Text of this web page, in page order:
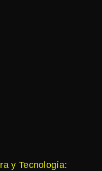
y Tecnología: